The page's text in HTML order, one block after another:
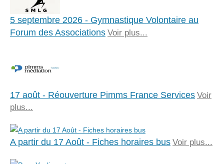
5 septembre 2026 - Gymnastique Volontaire au
Forum des Associations Voir plus...
17 août - Réouverture Pimms France Services Voir
plus...
A partir du 17 Août - Fiches horaires bus Voir plus...